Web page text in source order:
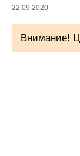
22.09.2020
Внимание!